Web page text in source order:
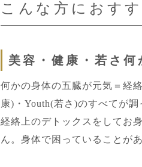
こんな方におす
美容・健康・若さ
何かの身体の五臓が元気＝経
康)・Youth(若さ)のすべてが
経絡上のデトックスをしてお
ん。身体で困っていることが